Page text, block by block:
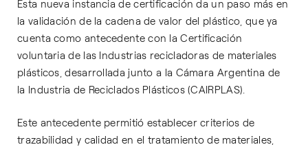
Esta nueva instancia de certificación da un paso más en
la validación de la cadena de valor del plástico, que ya
cuenta como antecedente con la Certificación
voluntaria de las Industrias recicladoras de materiales
plásticos, desarrollada junto a la Cámara Argentina de
la Industria de Reciclados Plásticos (CAIRPLAS).
Este antecedente permitió establecer criterios de
trazabilidad y calidad en el tratamiento de materiales,